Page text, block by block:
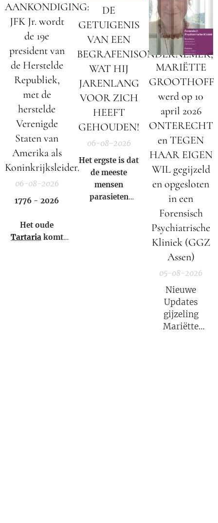
AANKONDIGING:
JFK Jr. wordt
de 19e
president van
de Herstelde
Republiek,
met de
herstelde
Verenigde
Staten van
Amerika als
Koninkrijksleider.
06-08-2026
1776 - 2026
Het oude
Tartariakomt
DE
GETUIGENIS
VAN EEN
BEGRAFENISONDERNEMER;
WAT HIJ
JARENLANG
VOOR ZICH
HEEFT
GEHOUDEN!
06-08-2026
Het ergste is dat
de meeste
mensen
parasieten
MARIËTTE
GROOTHOFF
werd op 10
april 2026
ONTERECHT
en TEGEN
HAAR EIGEN
WIL gegijzeld
en opgesloten
in een
Forensisch
Psychiatrische
Kliniek (GGZ
Assen)
05-08-2026
Nieuwe
Updates
gijzeling
Mariëtte